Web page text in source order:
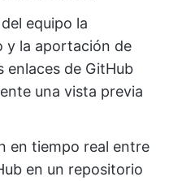
equipo la
y la aportación de
enlaces de GitHub
una vista previa
en tiempo real entre
en un repositorio